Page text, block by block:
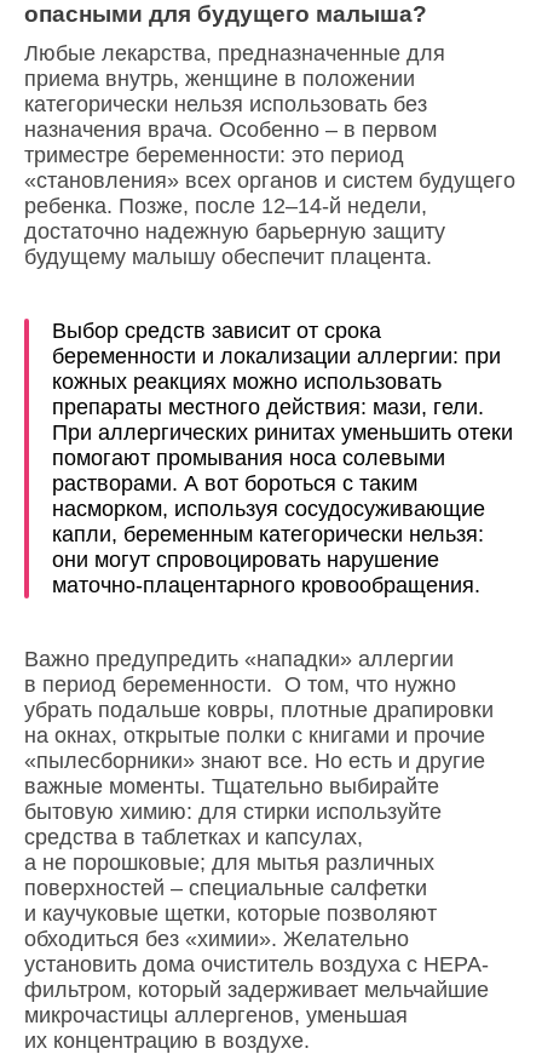
опасными для будущего малыша?
Любые лекарства, предназначенные для
приема внутрь, женщине в положении
категорически нельзя использовать без
назначения врача. Особенно – в первом
триместре беременности: это период
«становления» всех органов и систем будущего
ребенка. Позже, после 12–14-й недели,
достаточно надежную барьерную защиту
будущему малышу обеспечит плацента.
Выбор средств зависит от срока
беременности и локализации аллергии: при
кожных реакциях можно использовать
препараты местного действия: мази, гели.
При аллергических ринитах уменьшить отеки
помогают промывания носа солевыми
растворами. А вот бороться с таким
насморком, используя сосудосуживающие
капли, беременным категорически нельзя:
они могут спровоцировать нарушение
маточно-плацентарного кровообращения.
Важно предупредить «нападки» аллергии
в период беременности. О том, что нужно
убрать подальше ковры, плотные драпировки
на окнах, открытые полки с книгами и прочие
«пылесборники» знают все. Но есть и другие
важные моменты. Тщательно выбирайте
бытовую химию: для стирки используйте
средства в таблетках и капсулах,
а не порошковые; для мытья различных
поверхностей – специальные салфетки
и каучуковые щетки, которые позволяют
обходиться без «химии». Желательно
установить дома очиститель воздуха с HEPA-
фильтром, который задерживает мельчайшие
микрочастицы аллергенов, уменьшая
их концентрацию в воздухе.